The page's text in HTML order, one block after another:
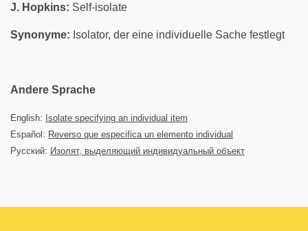
J. Hopkins: Self-isolate
Synonyme: Isolator, der eine individuelle Sache festlegt
Andere Sprache
English: Isolate specifying an individual item
Español: Reverso que especifica un elemento individual
Русский: Изолят, выделяющий индивидуальный объект